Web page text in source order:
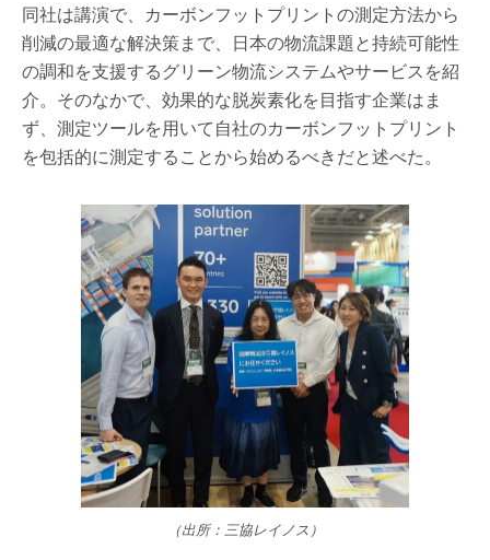
同社は講演で、カーボンフットプリントの測定方法から
削減の最適な解決策まで、日本の物流課題と持続可能性
の調和を支援するグリーン物流システムやサービスを紹
介。そのなかで、効果的な脱炭素化を目指す企業はま
ず、測定ツールを用いて自社のカーボンフットプリント
を包括的に測定することから始めるべきだと述べた。
（出所：三協レイノス）